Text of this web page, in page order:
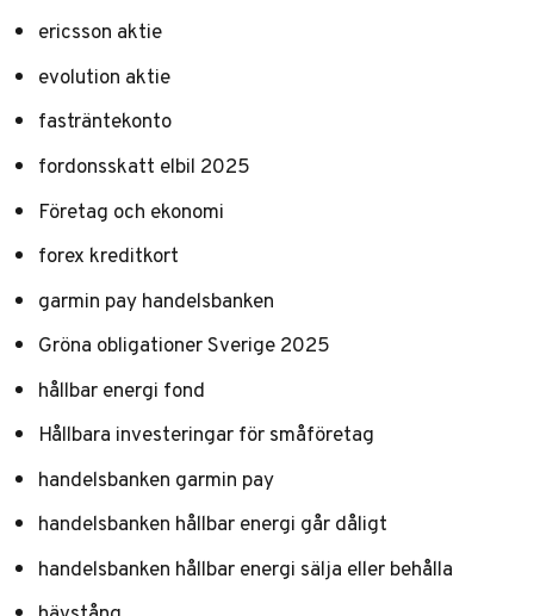
ericsson aktie
evolution aktie
fasträntekonto
fordonsskatt elbil 2025
Företag och ekonomi
forex kreditkort
garmin pay handelsbanken
Gröna obligationer Sverige 2025
hållbar energi fond
Hållbara investeringar för småföretag
handelsbanken garmin pay
handelsbanken hållbar energi går dåligt
handelsbanken hållbar energi sälja eller behålla